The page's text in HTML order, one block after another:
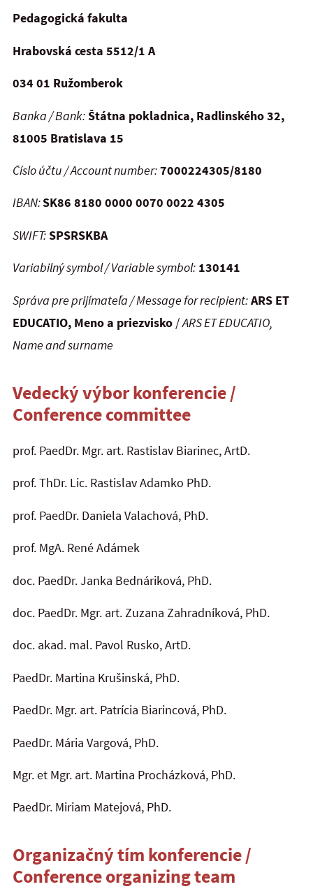
Pedagogická fakulta
Hrabovská cesta 5512/1 A
034 01 Ružomberok
Banka / Bank:Štátna pokladnica, Radlinského 32,
81005 Bratislava 15
Číslo účtu / Account number:7000224305/8180
IBAN:SK86 8180 0000 0070 0022 4305
SWIFT:SPSRSKBA
Variabilný symbol / Variable symbol: 130141
Správa pre prijímateľa / Message for recipient:ARS ET
EDUCATIO, Meno a priezvisko /ARS ET EDUCATIO,
Name and surname
Vedecký výbor konferencie /
Conference committee
prof. PaedDr. Mgr. art. Rastislav Biarinec, ArtD.
prof. ThDr. Lic. Rastislav Adamko PhD.
prof. PaedDr. Daniela Valachová, PhD.
prof. MgA. René Adámek
doc. PaedDr. Janka Bednáriková, PhD.
doc. PaedDr. Mgr. art. Zuzana Zahradníková, PhD.
doc. akad. mal. Pavol Rusko, ArtD.
PaedDr. Martina Krušinská, PhD.
PaedDr. Mgr. art. Patrícia Biarincová, PhD.
PaedDr. Mária Vargová, PhD.
Mgr. et Mgr. art. Martina Procházková, PhD.
PaedDr. Miriam Matejová, PhD.
Organizačný tím konferencie /
Conference organizing team